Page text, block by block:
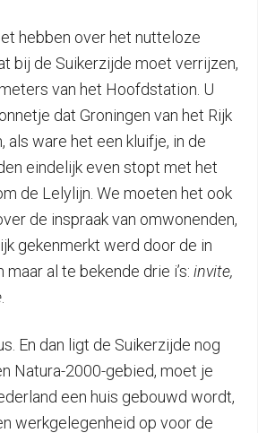
hebben over het nutteloze
bij de Suikerzijde moet verrijzen,
van het Hoofdstation. U
dat Groningen van het Rijk
ware het een kluifje, in de
eindelijk even stopt met het
de Lelylijn. We moeten het ook
de inspraak van omwonenden,
gekenmerkt werd door de in
al te bekende drie i’s: invite,
En dan ligt de Suikerzijde nog
Natura-2000-gebied, moet je
een huis gebouwd wordt,
werkgelegenheid op voor de